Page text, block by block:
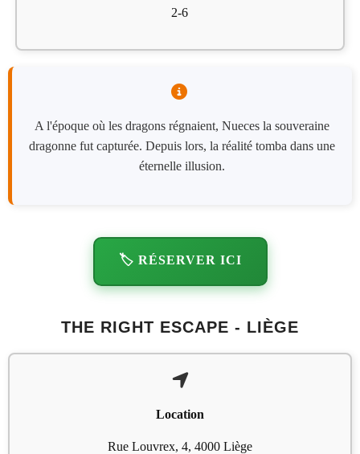
2-6
A l'époque où les dragons régnaient, Nueces la souveraine
dragonne fut capturée. Depuis lors, la réalité tomba dans une
éternelle illusion.
🏷️ RÉSERVER ICI
THE RIGHT ESCAPE - LIÈGE
Location
Rue Louvrex, 4, 4000 Liège